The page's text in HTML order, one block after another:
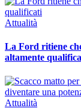
Attualità
La Ford ritiene
altamente
Attualità